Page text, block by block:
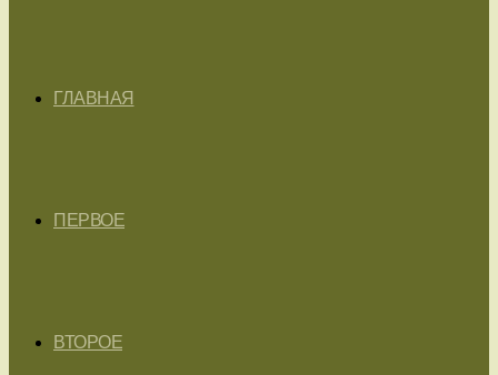
ГЛАВНАЯ
ПЕРВОЕ
ВТОРОЕ